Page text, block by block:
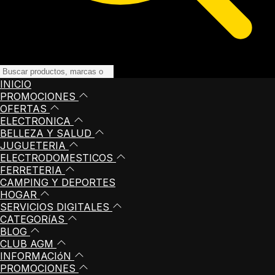
INICIO
PROMOCIONES
OFERTAS
ELECTRONICA
BELLEZA Y SALUD
JUGUETERIA
ELECTRODOMESTICOS
FERRETERIA
CAMPING Y DEPORTES
HOGAR
SERVICIOS DIGITALES
CATEGORíAS
BLOG
CLUB AGM
INFORMACIóN
PROMOCIONES